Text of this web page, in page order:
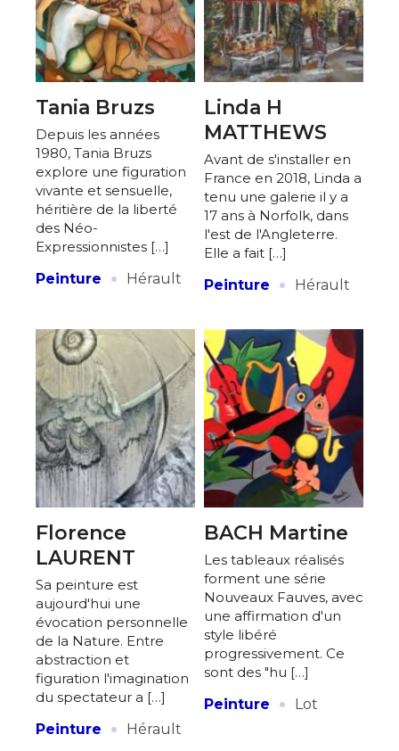
Adresse email*
Nom
Prénom
Statut / Organisation
J'accepte les termes et conditions
* Champ obligatoire
Adresse email*
Nom
Prénom
Statut / Organisation
termes et conditions
Tania Bruzs
Depuis les années
1980, Tania Bruzs
explore une figuration
vivante et sensuelle,
héritière de la liberté
des Néo-
Expressionnistes […]
Peinture
· Hérault
Linda H
MATTHEWS
Avant de s'installer en
France en 2018, Linda a
tenu une galerie il y a
17 ans à Norfolk, dans
l'est de l'Angleterre.
Elle a fait […]
Peinture
· Hérault
Florence
LAURENT
Sa peinture est
aujourd'hui une
évocation personnelle
de la Nature. Entre
abstraction et
figuration l'imagination
du spectateur a […]
Peinture
· Hérault
BACH Martine
Les tableaux réalisés
forment une série
Nouveaux Fauves, avec
une affirmation d'un
style libéré
progressivement. Ce
sont des "hu […]
Peinture
· Lot